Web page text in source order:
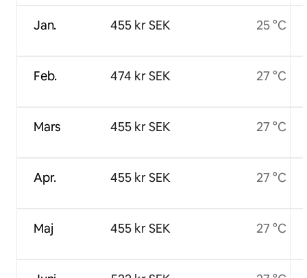
Jan.
Feb.
Mars
Apr.
Maj
455 kr SEK
474 kr SEK
455 kr SEK
455 kr SEK
455 kr SEK
25 °C
27 °C
27 °C
27 °C
27 °C